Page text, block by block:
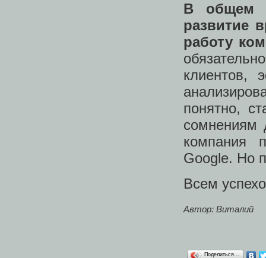
В общем
развитие
работу
клиентов,
понятно,
сомнениям
компания
Google. Но
Всем
Автор: Виталий
Поделиться…